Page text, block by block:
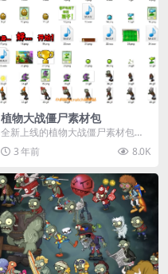
植物大战僵尸素材包
全新上线的植物大战僵尸素材包，
内含48个精选资源，涵盖角色、场
景、音效等多样内容...
3 年前 8.0K